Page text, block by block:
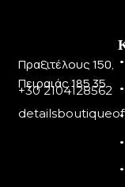
Πραξιτέλους 150,
Πειραιάς 185 35
+30 2104128562